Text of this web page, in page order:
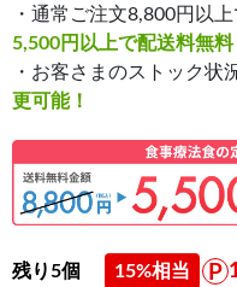
・通常ご注文8,800円以
5,500円以上で配送料無料
・お客さまのストック状
更可能！
15%相当
残り5個